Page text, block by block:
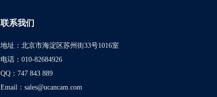
联系我们
地址：北京市海淀区苏州街33号1016室
电话：010-82684926
QQ：747 843 889
Email：sales@ucancam.com